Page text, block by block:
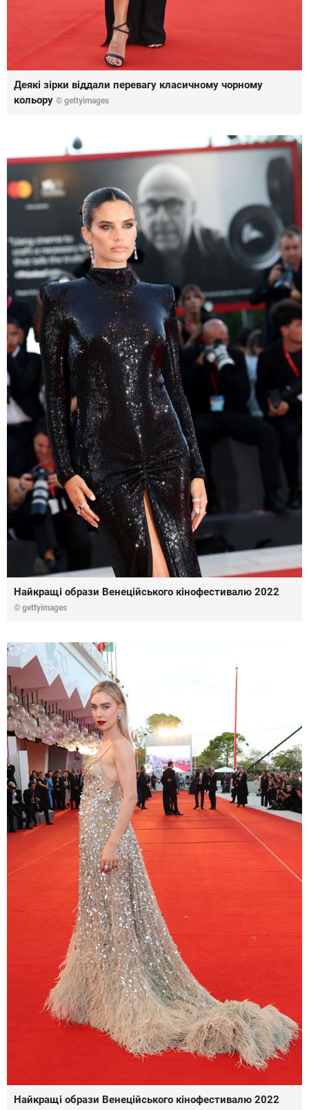
Деякі зірки віддали перевагу класичному чорному
кольору © gettyimages
Найкращі образи Венеційського кінофестивалю 2022
© gettyimages
Найкращі образи Венеційського кінофестивалю 2022